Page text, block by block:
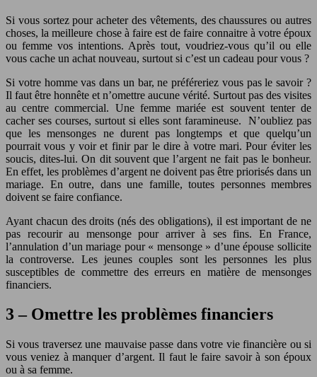
Si vous sortez pour acheter des vêtements, des chaussures ou autres
choses, la meilleure chose à faire est de faire connaitre à votre époux
ou femme vos intentions. Après tout, voudriez-vous qu’il ou elle
vous cache un achat nouveau, surtout si c’est un cadeau pour vous ?
Si votre homme vas dans un bar, ne préféreriez vous pas le savoir ?
Il faut être honnête et n’omettre aucune vérité. Surtout pas des visites
au centre commercial. Une femme mariée est souvent tenter de
cacher ses courses, surtout si elles sont faramineuse. N’oubliez pas
que les mensonges ne durent pas longtemps et que quelqu’un
pourrait vous y voir et finir par le dire à votre mari. Pour éviter les
soucis, dites-lui. On dit souvent que l’argent ne fait pas le bonheur.
En effet, les problèmes d’argent ne doivent pas être priorisés dans un
mariage. En outre, dans une famille, toutes personnes membres
doivent se faire confiance.
Ayant chacun des droits (nés des obligations), il est important de ne
pas recourir au mensonge pour arriver à ses fins. En France,
l’annulation d’un mariage pour « mensonge » d’une épouse sollicite
la controverse. Les jeunes couples sont les personnes les plus
susceptibles de commettre des erreurs en matière de mensonges
financiers.
3 – Omettre les problèmes financiers
Si vous traversez une mauvaise passe dans votre vie financière ou si
vous veniez à manquer d’argent. Il faut le faire savoir à son époux
ou à sa femme.